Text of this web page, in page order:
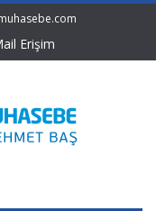
Erişim